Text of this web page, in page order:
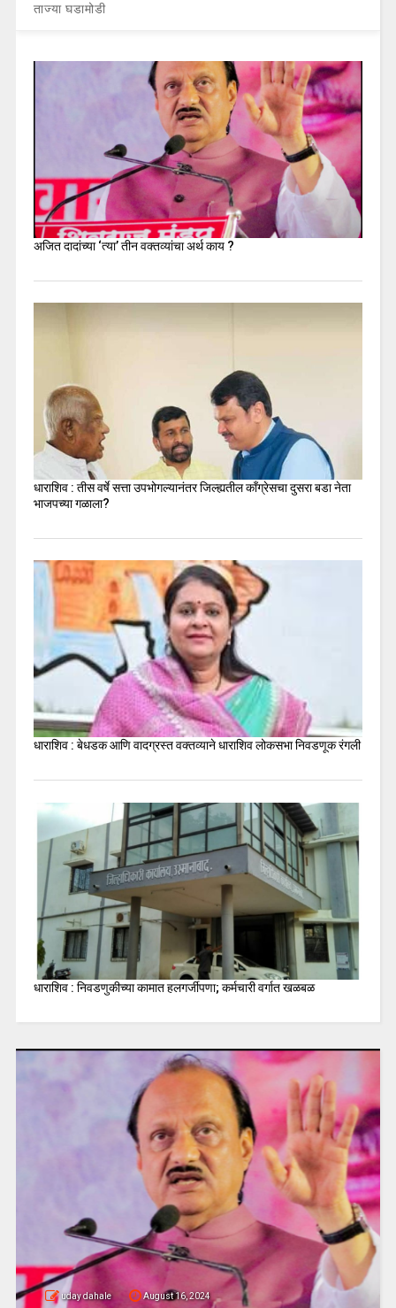
ताज्या घडामोडी
अजित दादांच्या ‘त्या’ तीन वक्तव्यांचा अर्थ काय ?
धाराशिव : तीस वर्षे सत्ता उपभोगल्यानंतर जिल्ह्यतील कॉंग्रेसचा दुसरा बडा नेता
भाजपच्या गळाला?
धाराशिव : बेधडक आणि वादग्रस्त वक्तव्याने धाराशिव लोकसभा निवडणूक रंगली
धाराशिव : निवडणुकीच्या कामात हलगर्जीपणा; कर्मचारी वर्गात खळबळ
uday dahale August 16, 2024